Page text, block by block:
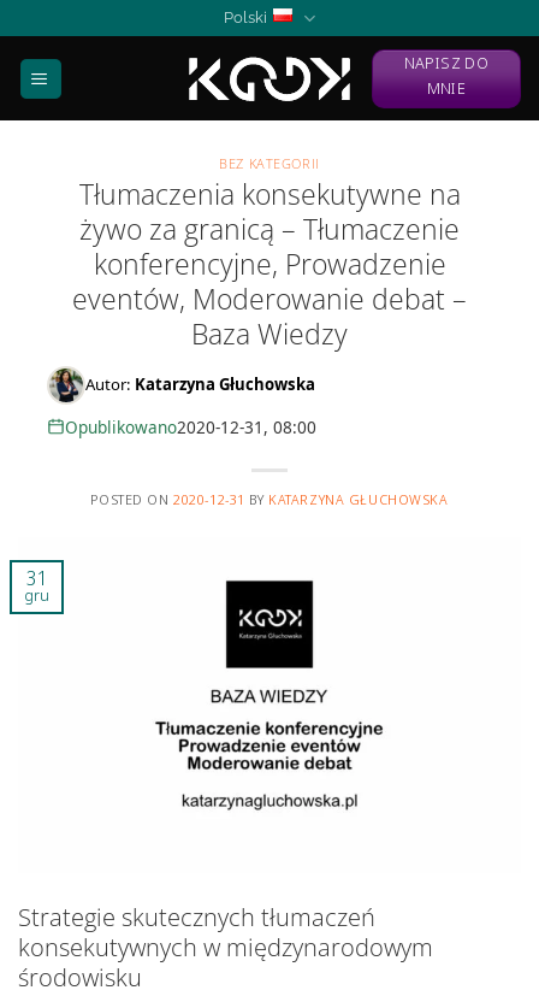
content
Polski
NAPISZ DO
MNIE
BEZ KATEGORII
Tłumaczenia konsekutywne na
żywo za granicą – Tłumaczenie
konferencyjne, Prowadzenie
eventów, Moderowanie debat –
Baza Wiedzy
Autor: Katarzyna Głuchowska
Opublikowano2020-12-31, 08:00
POSTED ON2020-12-31 BY KATARZYNA GŁUCHOWSKA
31
gru
Strategie skutecznych tłumaczeń
konsekutywnych w międzynarodowym
środowisku